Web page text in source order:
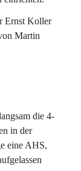
Ernst Koller
Martin
die 4-
in der
eine AHS,